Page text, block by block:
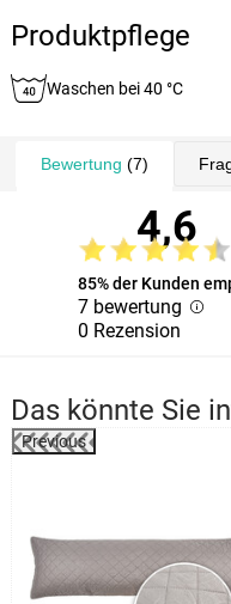
Produktpflege
Waschen bei 40 °C
Bewertung (7)
4,6
85% der Kunden
7 bewertung
0 Rezension
Das könnte Sie
Previous